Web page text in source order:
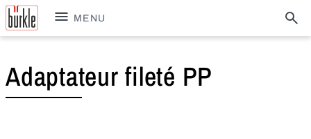
MENU
Adaptateur fileté PP